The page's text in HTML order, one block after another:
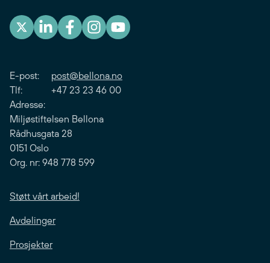
E-post: post@bellona.no
Tlf: +47 23 23 46 00
Adresse:
Miljøstiftelsen Bellona
Rådhusgata 28
0151 Oslo
Org. nr: 948 778 599
Støtt vårt arbeid!
Avdelinger
Prosjekter